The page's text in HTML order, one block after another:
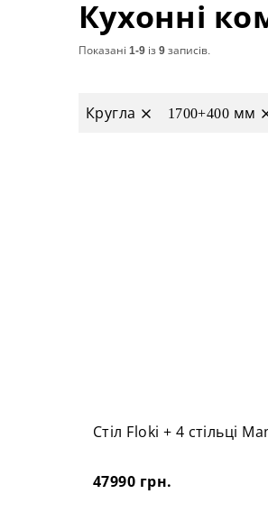
Показані 1-9 із9записів.
Кругла 1700+400 мм
Стіл Floki + 4 стільці
47990 грн.